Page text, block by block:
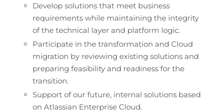
Develop solutions that meet business
requirements while maintaining the integrity
of the technical layer and platform logic.
Participate in the transformation and Cloud
migration by reviewing existing solutions and
preparing feasibility and readiness for the
transition.
Support of our future, internal solutions based
on Atlassian Enterprise Cloud.